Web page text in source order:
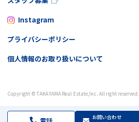
お問い合わせ
Instagram
プライバシーポリシー
個人情報のお取り扱いについて
Copyright © TAKAYAMA Real Estate,Inc. All right reserved.